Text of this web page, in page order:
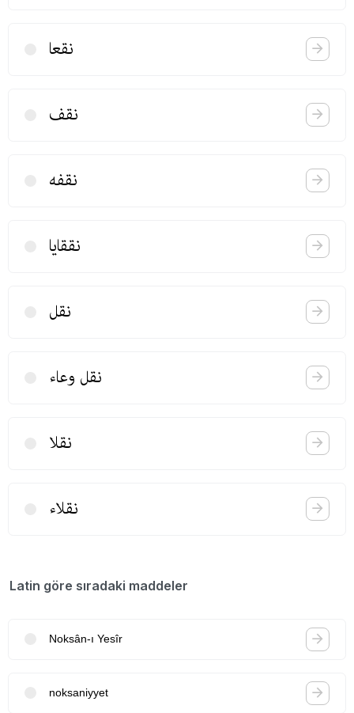
نقعا
نقف
نقفه
نققایا
نقل
نقل وعاء
نقلا
نقلاء
Latin göre sıradaki maddeler
Noksân-ı Yesîr
noksaniyyet